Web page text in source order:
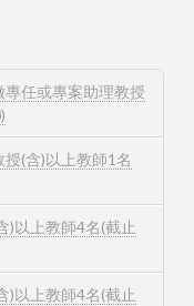
任或專案助理教授
(含)以上教師1名
)以上教師4名(截止
)以上教師4名(截止